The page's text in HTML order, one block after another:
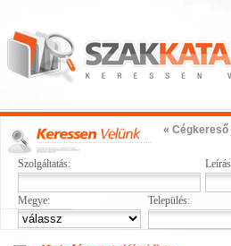
« Cégkereső
Szolgáltatás:
Megye: Település: